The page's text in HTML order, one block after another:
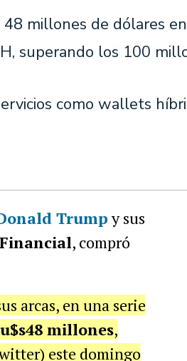
millones de dólares
superando los 100
como wallets
Trumpy sus
, compró
arcas, en una serie
u$s48 millones,
este domingo